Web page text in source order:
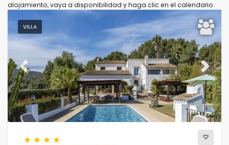
Su selección(42)
Para la familia
Limpiar filtros
alojamiento, vaya a disponibilidad y haga clic en el calendario.
VILLA
Previous Next